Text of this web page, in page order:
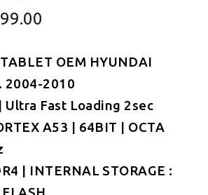
τιμή
είναι:
€499.00.
OEM HYUNDAI
2004-2010
Ultra Fast Loading 2sec
A53 | 64BIT | OCTA
| INTERNAL STORAGE :